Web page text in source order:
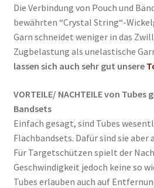
Die Verbindung von Pouch und
bewährten “Crystal String“-
Garn schneidet weniger in das
Zugbelastung als unelastische
lassen sich auch sehr gut unsere
VORTEILE/ NACHTEILE von
Bandsets
Einfach gesagt, sind Tubes
Flachbandsets. Dafür sind sie aber
Für Targetschützen spielt der
Geschwindigkeit jedoch keine so
Tubes erlauben auch auf